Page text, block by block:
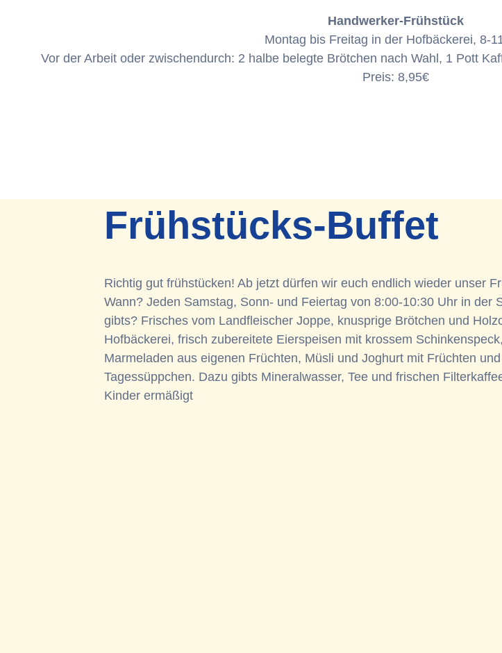
Handwerker-Frühstück
Montag bis Freitag in der Hofbäckerei, 8-
Vor der Arbeit oder zwischendurch: 2 halbe belegte Brötchen nach Wahl, 1 Pott
Preis: 8,95€
Frühstücks-Buffet
Richtig gut frühstücken! Ab jetzt dürfen wir euch endlich wieder unser
Wann? Jeden Samstag, Sonn- und Feiertag von 8:00-10:30 Uhr in der
gibts? Frisches vom Landfleischer Joppe, knusprige Brötchen und
Hofbäckerei, frisch zubereitete Eierspeisen mit krossem
Marmeladen aus eigenen Früchten, Müsli und Joghurt mit Früchten
Tagessüppchen. Dazu gibts Mineralwasser, Tee und frischen
Kinder ermäßigt